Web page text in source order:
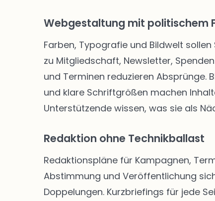
Webgestaltung mit politischem
Farben, Typografie und Bildwelt
zu Mitgliedschaft, Newsletter,
und Terminen reduzieren Absprünge.
und klare Schriftgrößen machen
Unterstützende wissen, was sie als
Redaktion ohne Technikballast
Redaktionspläne für Kampagnen,
Abstimmung und Veröffentlichung
Doppelungen. Kurzbriefings für jede